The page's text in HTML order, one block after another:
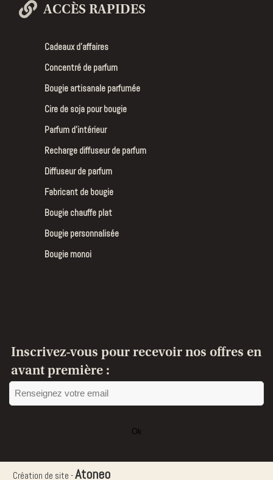
ACCÈS RAPIDES
Cadeaux d’affaires
Concentré de parfum
Bougie artisanale parfumée
Cire de soja pour bougie
Parfum d’intérieur
Recharge diffuseur de parfum
Diffuseur de parfum
Fabricant de bougie
Bougie chauffe plat
Bougie personnalisée
Bougie monoi
Inscrivez-vous pour recevoir nos offres en
avant première :
Ok
champ
Création de site -Atoneo